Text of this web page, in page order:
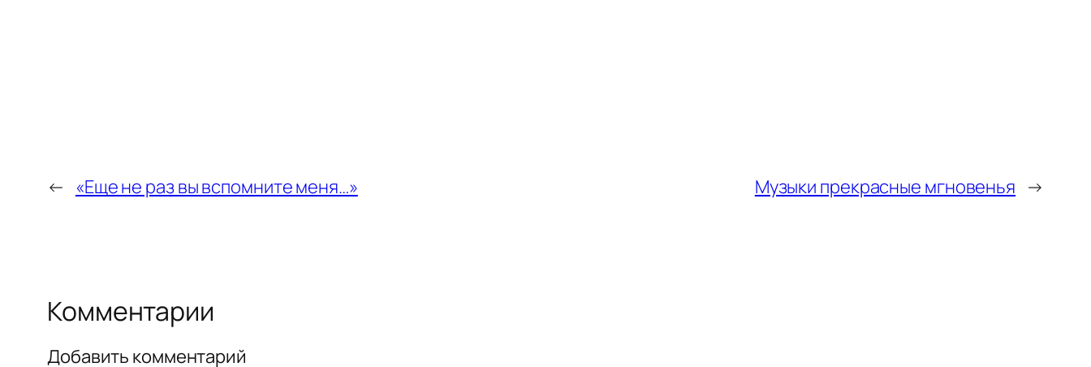
← «Еще не раз вы вспомните меня…» Музыки прекрасные мгновенья →
Комментарии
Добавить комментарий